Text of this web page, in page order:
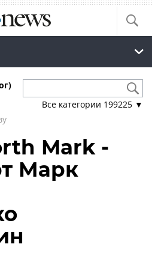
Все категории 199225 ▼
Mark -
Марк